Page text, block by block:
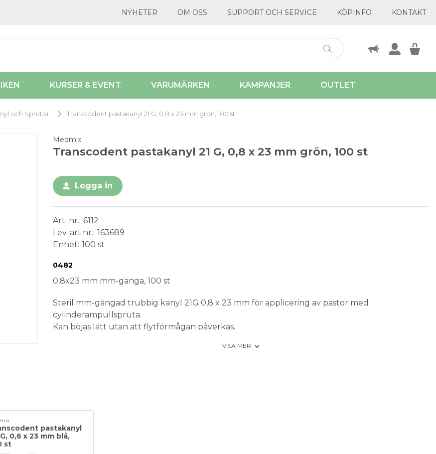
NYHETER OM OSS SUPPORT OCH SERVICE KÖPINFO KONTAKT
KURSER & EVENT VARUMÄRKEN KAMPANJER OUTLET
och Sprutor Transcodent pastakanyl 21 G, 0,8 x 23 mm grön, 100 st
Medmix
Transcodent pastakanyl 21 G, 0,8 x 23 mm grön, 100 st
Logga in
Art. nr. 6112
Lev. art.nr. 163689
Enhet 100 st
Medical Device
0482
0,8x23 mm mm-gänga, 100 st
Steril mm-gängad trubbig kanyl 21G 0,8 x 23 mm för applicering av pastor med
cylinderampullspruta.
Kan böjas lätt utan att flytförmågan påverkas.
VISA MER
pastakanyl
0,6 x 23 mm blå,
st